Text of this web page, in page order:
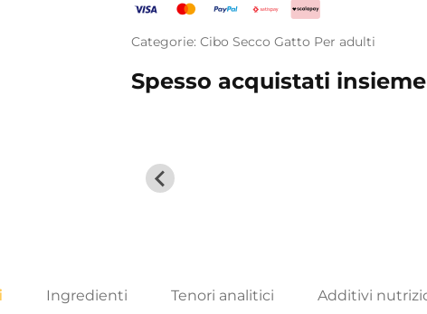
Categorie:Cibo Secco Gatto Per adulti
Spesso acquistati insieme